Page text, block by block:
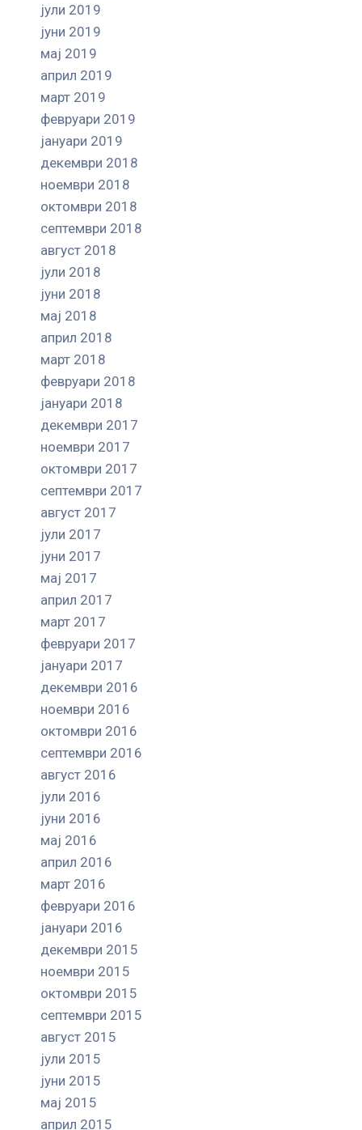
јули 2019
јуни 2019
мај 2019
април 2019
март 2019
февруари 2019
јануари 2019
декември 2018
ноември 2018
октомври 2018
септември 2018
август 2018
јули 2018
јуни 2018
мај 2018
април 2018
март 2018
февруари 2018
јануари 2018
декември 2017
ноември 2017
октомври 2017
септември 2017
август 2017
јули 2017
јуни 2017
мај 2017
април 2017
март 2017
февруари 2017
јануари 2017
декември 2016
ноември 2016
октомври 2016
септември 2016
август 2016
јули 2016
јуни 2016
мај 2016
април 2016
март 2016
февруари 2016
јануари 2016
декември 2015
ноември 2015
октомври 2015
септември 2015
август 2015
јули 2015
јуни 2015
мај 2015
април 2015